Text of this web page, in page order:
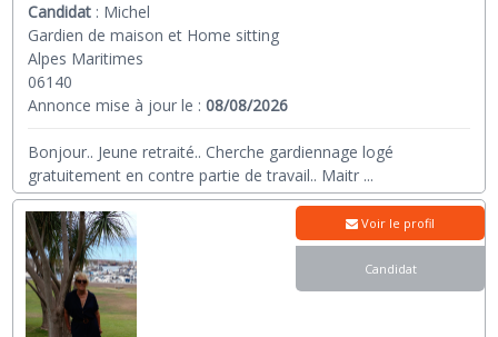
Candidat : Michel
Gardien de maison et Home sitting
Alpes Maritimes
06140
Annonce mise à jour le :08/08/2026
Bonjour.. Jeune retraité.. Cherche gardiennage logé
gratuitement en contre partie de travail.. Maitr ...
Voir le profil
Candidat